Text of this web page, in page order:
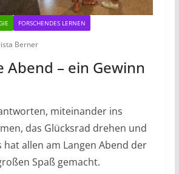
FORSCHENDES LERNEN
Berner
Abend – ein Gewinn
miteinander ins
das Glücksrad drehen und
hat allen am Langen Abend der
Spaß gemacht.